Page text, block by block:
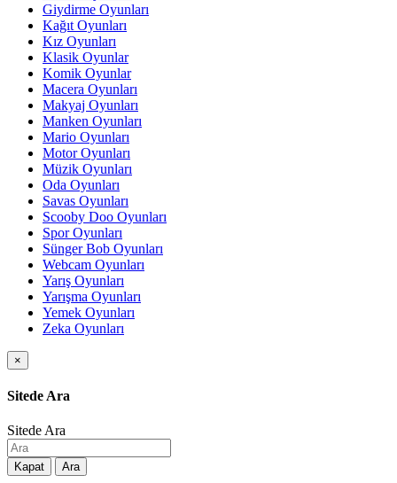
Giydirme Oyunları
Kağıt Oyunları
Kız Oyunları
Klasik Oyunlar
Komik Oyunlar
Macera Oyunları
Makyaj Oyunları
Manken Oyunları
Mario Oyunları
Motor Oyunları
Müzik Oyunları
Oda Oyunları
Savas Oyunları
Scooby Doo Oyunları
Spor Oyunları
Sünger Bob Oyunları
Webcam Oyunları
Yarış Oyunları
Yarışma Oyunları
Yemek Oyunları
Zeka Oyunları
×
Sitede Ara
Sitede Ara
Kapat Ara